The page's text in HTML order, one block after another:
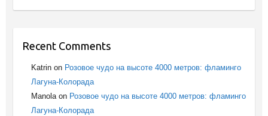
Recent Comments
Katrinon Розовое чудо на высоте 4000 метров: фламинго
Лагуна-Колорада
Manolaon Розовое чудо на высоте 4000 метров: фламинго
Лагуна-Колорада